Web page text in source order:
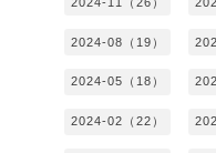
2024-08（19）
2024-05（18）
2024-02（22）